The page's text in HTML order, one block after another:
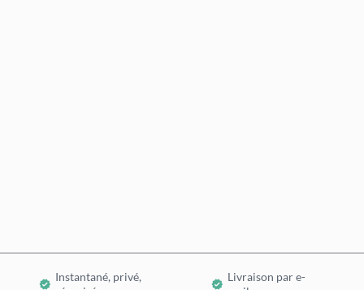
Instantané, privé,
Livraison par e-